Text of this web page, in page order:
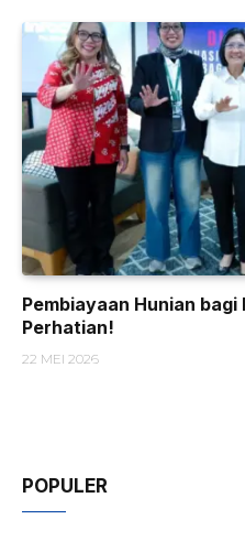
Pembiayaan Hunian
Perhatian!
22 MEI 2026
POPULER